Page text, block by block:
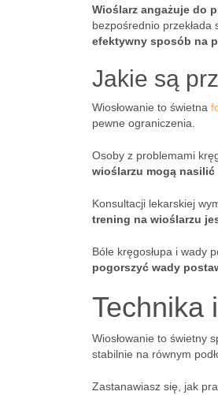
Wioślarz angażuje do
bezpośrednio przekłada
efektywny sposób na
Jakie są
Wiosłowanie to świetna
pewne ograniczenia.
Osoby z problemami
wioślarzu mogą
Konsultacji lekarskiej
trening na wioślarzu
Bóle kręgosłupa i wady
pogorszyć wady
Technika
Wiosłowanie to świetny
stabilnie na równym
Zastanawiasz się, jak